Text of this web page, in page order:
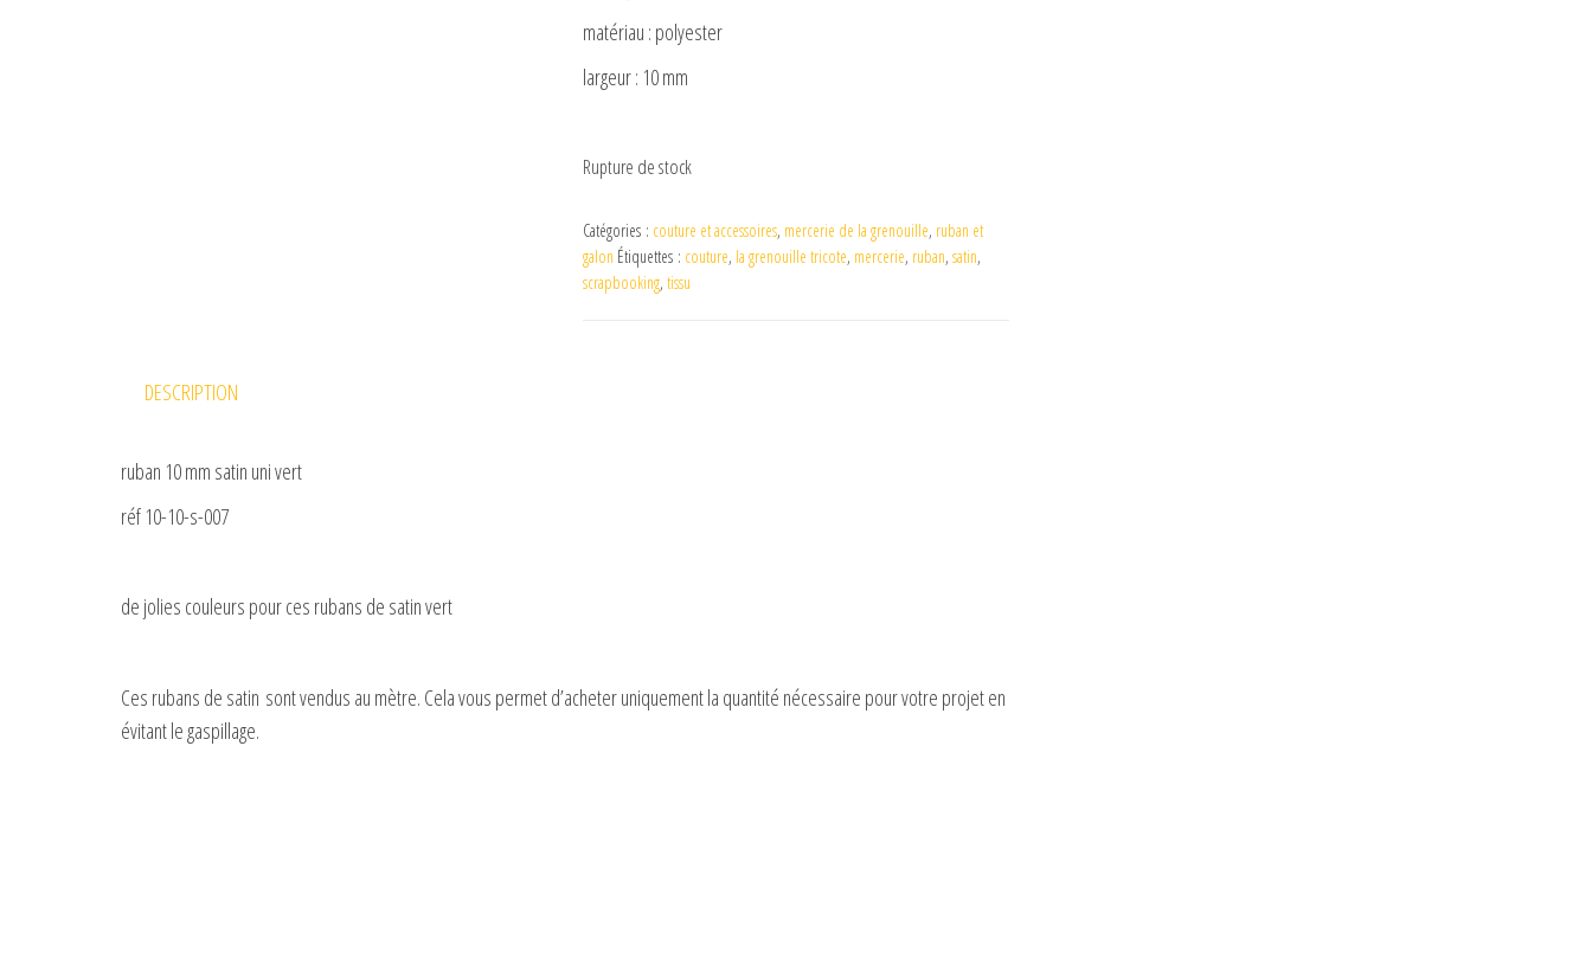
matériau : polyester
largeur : 10 mm
Rupture de stock
Catégories : couture et accessoires, mercerie de la grenouille, ruban et
galon Étiquettes : couture, la grenouille tricote, mercerie, ruban, satin,
scrapbooking, tissu
DESCRIPTION
ruban 10 mm satin uni vert
réf 10-10-s-007
de jolies couleurs pour ces rubans de satin vert
Ces rubans de satin sont vendus au mètre. Cela vous permet d’acheter uniquement la quantité nécessaire pour votre projet en
évitant le gaspillage.